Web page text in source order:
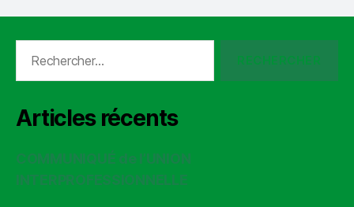
Articles récents
COMMUNIQUÉ de l’UNION
INTERPROFESSIONNELLE